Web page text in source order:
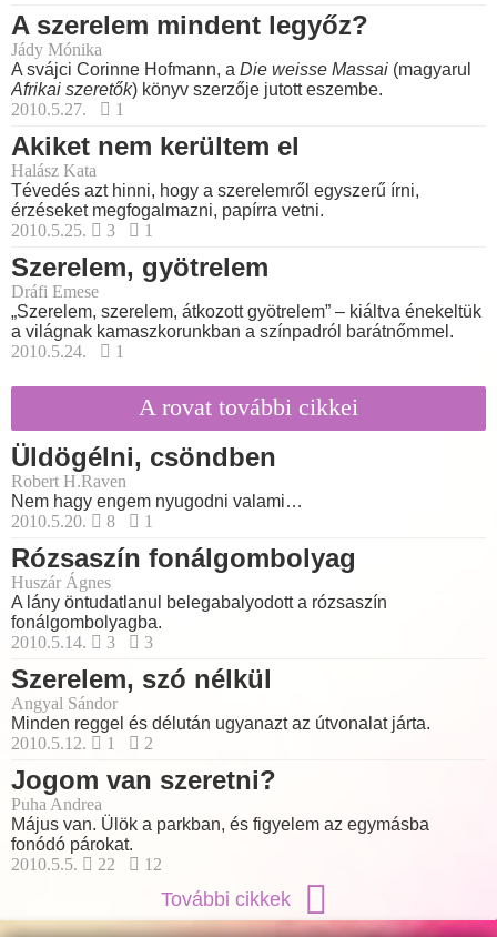
A szerelem mindent legyőz?
Jády Mónika
A svájci Corinne Hofmann, a Die weisse Massai (magyarul
Afrikai szeretők) könyv szerzője jutott eszembe.
2010.5.27.
1
Akiket nem kerültem el
Halász Kata
Tévedés azt hinni, hogy a szerelemről egyszerű írni,
érzéseket megfogalmazni, papírra vetni.
2010.5.25.
3 1
Szerelem, gyötrelem
Dráfi Emese
„Szerelem, szerelem, átkozott gyötrelem” – kiáltva énekeltük
a világnak kamaszkorunkban a színpadról barátnőmmel.
2010.5.24.
1
A rovat további cikkei
Üldögélni, csöndben
Robert H.Raven
Nem hagy engem nyugodni valami…
2010.5.20.
8 1
Rózsaszín fonálgombolyag
Huszár Ágnes
A lány öntudatlanul belegabalyodott a rózsaszín
fonálgombolyagba.
2010.5.14.
3 3
Szerelem, szó nélkül
Angyal Sándor
Minden reggel és délután ugyanazt az útvonalat járta.
2010.5.12.
1 2
Jogom van szeretni?
Puha Andrea
Május van. Ülök a parkban, és figyelem az egymásba
fonódó párokat.
2010.5.5.
22 12
További cikkek